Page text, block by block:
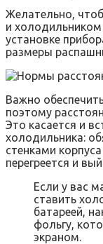
Желательно,
и
установке
размеры
Важно
поэтому
Это касается и
холодильника:
стенками
перегреется и
Если у вас
ставить
батареей,
фольгу,
экраном.